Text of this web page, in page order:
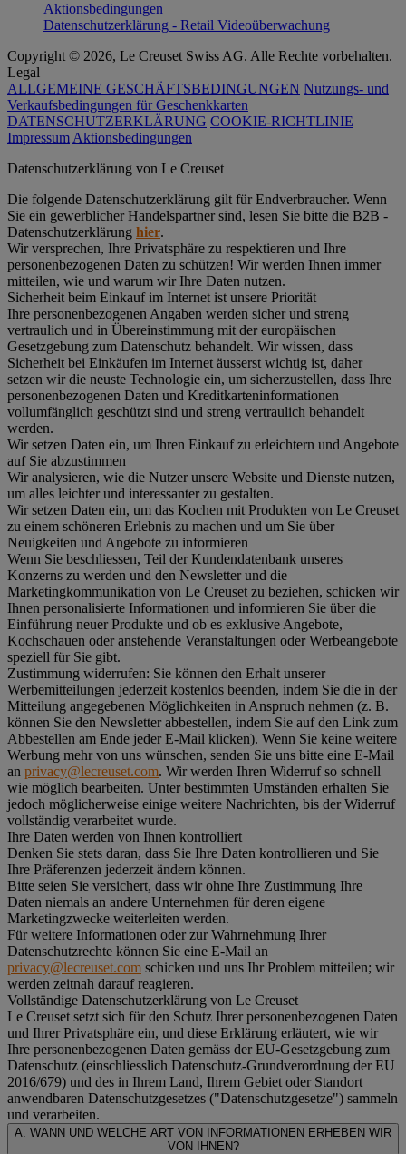
Aktionsbedingungen
Datenschutzerklärung - Retail Videoüberwachung
Copyright © 2026, Le Creuset Swiss AG. Alle Rechte vorbehalten.
Legal
ALLGEMEINE GESCHÄFTSBEDINGUNGEN Nutzungs- und
Verkaufsbedingungen für Geschenkkarten
DATENSCHUTZERKLÄRUNG COOKIE-RICHTLINIE
Impressum Aktionsbedingungen
Datenschutz­erklärung von Le Creuset
Die folgende Datenschutzerklärung gilt für Endverbraucher. Wenn
Sie ein gewerblicher Handelspartner sind, lesen Sie bitte die B2B -
Datenschutzerklärung hier.
Wir versprechen, Ihre Privatsphäre zu respektieren und Ihre
personenbezogenen Daten zu schützen! Wir werden Ihnen immer
mitteilen, wie und warum wir Ihre Daten nutzen.
Sicherheit beim Einkauf im Internet ist unsere Priorität
Ihre personenbezogenen Angaben werden sicher und streng
vertraulich und in Übereinstimmung mit der europäischen
Gesetzgebung zum Datenschutz behandelt. Wir wissen, dass
Sicherheit bei Einkäufen im Internet äusserst wichtig ist, daher
setzen wir die neuste Technologie ein, um sicherzustellen, dass Ihre
personenbezogenen Daten und Kreditkarteninformationen
vollumfänglich geschützt sind und streng vertraulich behandelt
werden.
Wir setzen Daten ein, um Ihren Einkauf zu erleichtern und Angebote
auf Sie abzustimmen
Wir analysieren, wie die Nutzer unsere Website und Dienste nutzen,
um alles leichter und interessanter zu gestalten.
Wir setzen Daten ein, um das Kochen mit Produkten von Le Creuset
zu einem schöneren Erlebnis zu machen und um Sie über
Neuigkeiten und Angebote zu informieren
Wenn Sie beschliessen, Teil der Kundendatenbank unseres
Konzerns zu werden und den Newsletter und die
Marketingkommunikation von Le Creuset zu beziehen, schicken wir
Ihnen personalisierte Informationen und informieren Sie über die
Einführung neuer Produkte und ob es exklusive Angebote,
Kochschauen oder anstehende Veranstaltungen oder Werbeangebote
speziell für Sie gibt.
Zustimmung widerrufen: Sie können den Erhalt unserer
Werbemitteilungen jederzeit kostenlos beenden, indem Sie die in der
Mitteilung angegebenen Möglichkeiten in Anspruch nehmen (z. B.
können Sie den Newsletter abbestellen, indem Sie auf den Link zum
Abbestellen am Ende jeder E-Mail klicken). Wenn Sie keine weitere
Werbung mehr von uns wünschen, senden Sie uns bitte eine E-Mail
an privacy@lecreuset.com. Wir werden Ihren Widerruf so schnell
wie möglich bearbeiten. Unter bestimmten Umständen erhalten Sie
jedoch möglicherweise einige weitere Nachrichten, bis der Widerruf
vollständig verarbeitet wurde.
Ihre Daten werden von Ihnen kontrolliert
Denken Sie stets daran, dass Sie Ihre Daten kontrollieren und Sie
Ihre Präferenzen jederzeit ändern können.
Bitte seien Sie versichert, dass wir ohne Ihre Zustimmung Ihre
Daten niemals an andere Unternehmen für deren eigene
Marketingzwecke weiterleiten werden.
Für weitere Informationen oder zur Wahrnehmung Ihrer
Datenschutzrechte können Sie eine E-Mail an
privacy@lecreuset.com schicken und uns Ihr Problem mitteilen; wir
werden zeitnah darauf reagieren.
Vollständige Datenschutzerklärung von Le Creuset
Le Creuset setzt sich für den Schutz Ihrer personenbezogenen Daten
und Ihrer Privatsphäre ein, und diese Erklärung erläutert, wie wir
Ihre personenbezogenen Daten gemäss der EU-Gesetzgebung zum
Datenschutz (einschliesslich Datenschutz-Grundverordnung der EU
2016/679) und des in Ihrem Land, Ihrem Gebiet oder Standort
anwendbaren Datenschutzgesetzes ("Datenschutzgesetze") sammeln
und verarbeiten.
A. WANN UND WELCHE ART VON INFORMATIONEN ERHEBEN WIR
VON IHNEN?